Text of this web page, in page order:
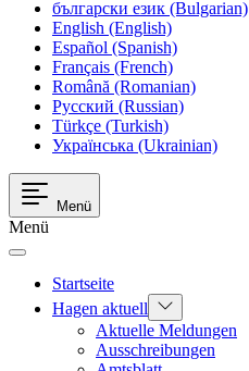
български език (Bulgarian)
English (English)
Español (Spanish)
Français (French)
Română (Romanian)
Русский (Russian)
Türkçe (Turkish)
Українська (Ukrainian)
Menü
Menü
Startseite
Hagen aktuell
Aktuelle Meldungen
Ausschreibungen